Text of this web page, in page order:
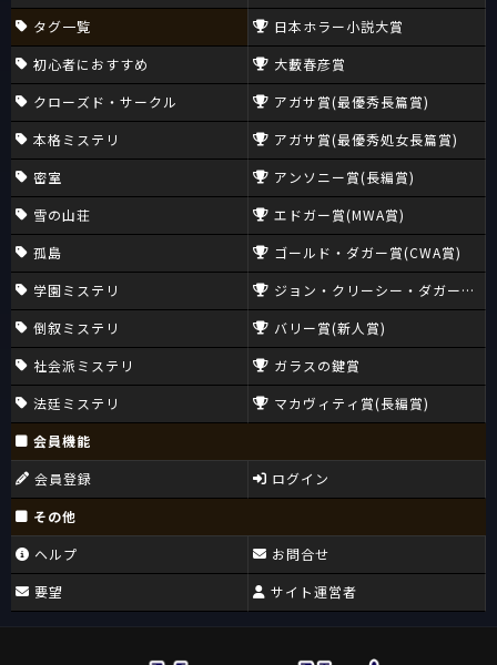
タグ一覧
初心者におすすめ
クローズド・サークル
本格ミステリ
密室
雪の山荘
孤島
学園ミステリ
倒叙ミステリ
社会派ミステリ
法廷ミステリ
日本ホラー小説大賞
大藪春彦賞
アガサ賞(最優秀長篇賞)
アガサ賞(最優秀処女長篇賞)
アンソニー賞(長編賞)
エドガー賞(MWA賞)
ゴールド・ダガー賞(CWA賞)
ジョン・クリーシー・ダガー賞
バリー賞(新人賞)
ガラスの鍵賞
マカヴィティ賞(長編賞)
会員機能
会員登録
ログイン
その他
ヘルプ
要望
お問合せ
サイト運営者